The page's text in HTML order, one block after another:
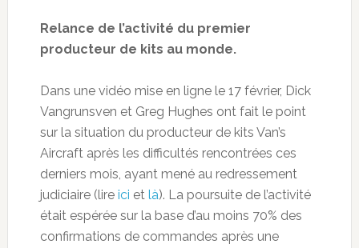
Relance de l’activité du premier
producteur de kits au monde.
Dans une vidéo mise en ligne le 17 février, Dick
Vangrunsven et Greg Hughes ont fait le point
sur la situation du producteur de kits Van’s
Aircraft après les difficultés rencontrées ces
derniers mois, ayant mené au redressement
judiciaire (lire ici et là). La poursuite de l’activité
était espérée sur la base d’au moins 70% des
confirmations de commandes après une